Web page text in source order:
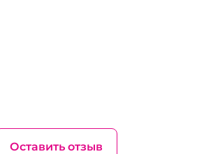
Оставить отзыв